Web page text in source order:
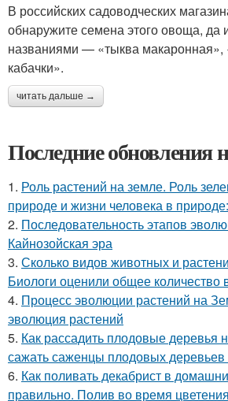
В российских садоводческих
обнаружите семена этого овоща, да
названиями — «тыква макаронная»,
кабачки».
читать дальше →
Последние обновления
1. Роль растений на земле. Роль
природе и жизни человека в природе:
2. Последовательность этапов
Кайнозойская эра
3. Сколько видов животных и
Биологи оценили общее количество
4. Процесс эволюции растений на
эволюция растений
5. Как рассадить плодовые деревья
сажать саженцы плодовых деревьев
6. Как поливать декабрист в
правильно. Полив во время цветения